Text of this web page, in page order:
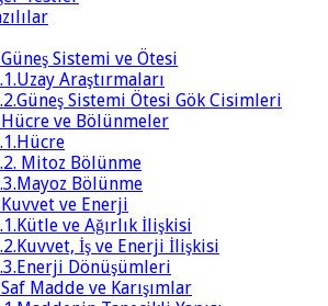
Sistemi ve Ötesi
Araştırmaları
Sistemi Ötesi Gök Cisimleri
ve Bölünmeler
Mitoz Bölünme
Bölünme
ve Enerji
ve Ağırlık İlişkisi
İş ve Enerji İlişkisi
Dönüşümleri
Madde ve Karışımlar